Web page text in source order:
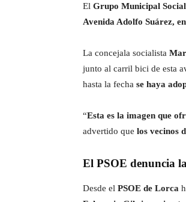
El Grupo Municipal
Avenida Adolfo Suárez,
La concejala socialista
junto al carril bici de esta
hasta la fecha se haya
“Esta es la imagen que
advertido que los vecinos
El PSOE denuncia
Desde el PSOE de Lorca